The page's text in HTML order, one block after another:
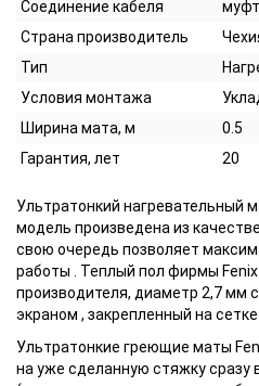
Соединение кабеля
Страна производитель
Тип
Условия монтажа
Ширина мата, м
0.5
Гарантия, лет
20
Ультратонкий нагревательный
модель произведена из
свою очередь позволяет
работы . Теплый пол фирмы
производителя, диаметр 2,7
экраном , закрепленный на
Ультратонкие греющие маты
на уже сделанную стяжку сразу